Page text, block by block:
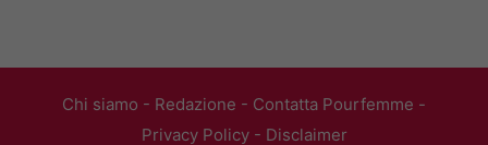
Chi siamo - Redazione - Contatta Pourfemme -
Privacy Policy- Disclaimer